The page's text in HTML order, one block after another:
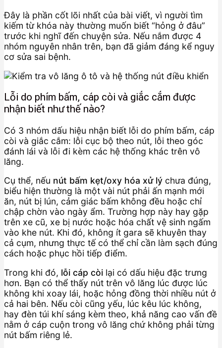
Đây là phần cốt lõi nhất của bài viết, vì người tìm
kiếm từ khóa này thường muốn biết “hỏng ở đâu”
trước khi nghĩ đến chuyện sửa. Nếu nắm được 4
nhóm nguyên nhân trên, bạn đã giảm đáng kể nguy
cơ sửa sai bệnh.
Lỗi do phím bấm, cáp còi và giắc cắm được
nhận biết như thế nào?
Có 3 nhóm dấu hiệu nhận biết lỗi do phím bấm, cáp
còi và giắc cắm: lỗi cục bộ theo nút, lỗi theo góc
đánh lái và lỗi đi kèm các hệ thống khác trên vô
lăng.
Cụ thể, nếu nút bấm kẹt/oxy hóa xử lý chưa đúng,
biểu hiện thường là một vài nút phải ấn mạnh mới
ăn, nút bị lún, cảm giác bấm không đều hoặc chỉ
chập chờn vào ngày ẩm. Trường hợp này hay gặp
trên xe cũ, xe bị nước hoặc hóa chất vệ sinh ngấm
vào khe nút. Khi đó, không ít gara sẽ khuyên thay
cả cụm, nhưng thực tế có thể chỉ cần làm sạch đúng
cách hoặc phục hồi tiếp điểm.
Trong khi đó, lỗi cáp còi lại có dấu hiệu đặc trưng
hơn. Bạn có thể thấy nút trên vô lăng lúc được lúc
không khi xoay lái, hoặc hỏng đồng thời nhiều nút ở
cả hai bên. Nếu còi cũng yếu, lúc kêu lúc không,
hay đèn túi khí sáng kèm theo, khả năng cao vấn đề
nằm ở cáp cuộn trong vô lăng chứ không phải từng
nút bấm riêng lẻ.